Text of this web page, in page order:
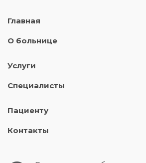
Главная
О больнице
Услуги
Специалисты
Пациенту
Контакты